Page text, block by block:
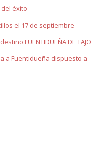
éxito
el 17 de septiembre
FUENTIDUEÑA DE TAJO
a Fuentidueña dispuesto a